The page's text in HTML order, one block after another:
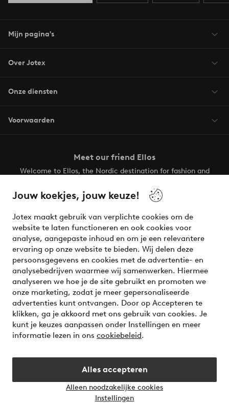
Jouw koekjes, jouw keuze!
Jotex maakt gebruik van verplichte cookies om de
website te laten functioneren en ook cookies voor
analyse, aangepaste inhoud en om je een relevantere
ervaring op onze website te bieden. Wij delen deze
persoonsgegevens en cookies met de advertentie- en
analysebedrijven waarmee wij samenwerken. Hiermee
analyseren we hoe je de site gebruikt en promoten we
onze marketing, zodat je meer gepersonaliseerde
advertenties kunt ontvangen. Door op Accepteren te
klikken, ga je akkoord met ons gebruik van cookies. Je
kunt je keuzes aanpassen onder Instellingen en meer
informatie lezen in ons cookiebeleid.
Alles accepteren
Alleen noodzakelijke cookies
Instellingen
Mijn pagina's
Over Jotex
Onze diensten
Voorwaarden
Meet our friend Ellos
Welcome to Ellos, the Nordic destination for fashion and
your wardrobe. Your next inspiring look is here!
Veilig betalen - Nu betalen of opsplitsen
Wil je meer weten over onze betaalopties?